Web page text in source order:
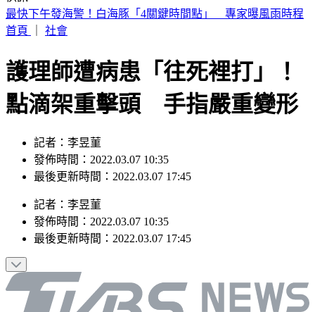
白海豚颱風假？最新暴風圈侵襲率出爐 這縣市64%最高
首頁
社會
護理師遭病患「往死裡打」！
點滴架重擊頭 手指嚴重變形
記者：李昱菫
發佈時間：2022.03.07 10:35
最後更新時間：2022.03.07 17:45
記者 ： 李昱菫
發佈時間： 2022.03.07 10:35
最後更新時間： 2022.03.07 17:45